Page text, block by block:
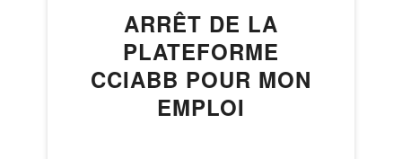
ARRÊT DE LA
PLATEFORME
CCIABB POUR MON
EMPLOI